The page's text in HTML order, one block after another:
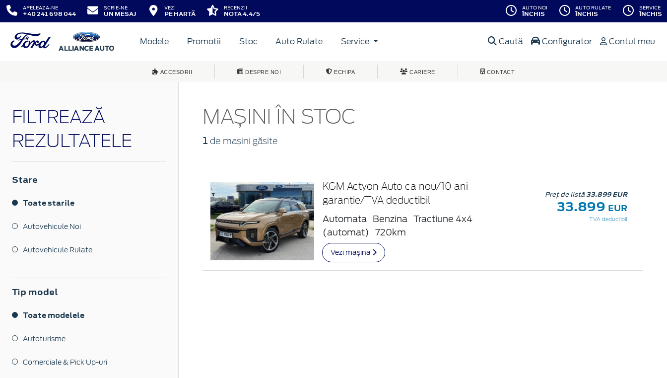
APELEAZA-NE
+40 241 698 044
SCRIE-NE
UN MESAJ
VEZI
PE HARTĂ
RECENZII
NOTA 4.4/5
AUTO NOI
ÎNCHIS
AUTO RULATE
ÎNCHIS
SERVICE
ÎNCHIS
Modele Promotii Stoc Auto Rulate Service Caută Configurator Contul meu
ACCESORII DESPRE NOI ECHIPA CARIERE CONTACT
FILTREAZĂ
REZULTATELE
Stare
Toate starile
Autovehicule Noi
Autovehicule Rulate
Tip model
Toate modelele
Autoturisme
Comerciale & Pick Up-uri
MAȘINI ÎN STOC
1 de mașini găsite
KGM Actyon Auto ca nou/10 ani
garantie/TVA deductibil
Automata Benzina
Tractiune 4x4
(automat)
720km
Preț de listă33.899 EUR
33.899 EUR
TVA deductibil
Vezi mașina